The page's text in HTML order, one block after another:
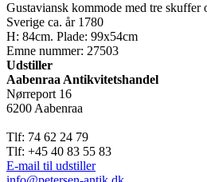
Gustaviansk kommode med tre skuffer
Sverige ca. år 1780
H: 84cm. Plade: 99x54cm
Emne nummer: 27503
Udstiller
Aabenraa Antikvitetshandel
Nørreport 16
6200 Aabenraa
Tlf: 74 62 24 79
Tlf: +45 40 83 55 83
E-mail til udstiller